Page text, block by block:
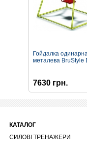
Гойдалка
металева BruStyle
7630 грн.
КАТАЛОГ
СИЛОВІ ТРЕНАЖЕРИ